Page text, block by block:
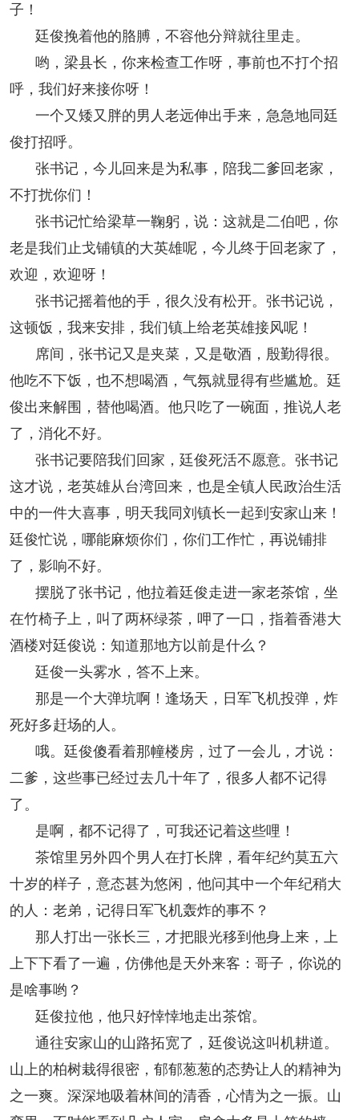
子！
廷俊挽着他的胳膊，不容他分辩就往里走。
哟，梁县长，你来检查工作呀，事前也不打个招
呼，我们好来接你呀！
一个又矮又胖的男人老远伸出手来，急急地同廷
俊打招呼。
张书记，今儿回来是为私事，陪我二爹回老家，
不打扰你们！
张书记忙给梁草一鞠躬，说：这就是二伯吧，你
老是我们止戈铺镇的大英雄呢，今儿终于回老家了，
欢迎，欢迎呀！
张书记摇着他的手，很久没有松开。张书记说，
这顿饭，我来安排，我们镇上给老英雄接风呢！
席间，张书记又是夹菜，又是敬酒，殷勤得很。
他吃不下饭，也不想喝酒，气氛就显得有些尴尬。廷
俊出来解围，替他喝酒。他只吃了一碗面，推说人老
了，消化不好。
张书记要陪我们回家，廷俊死活不愿意。张书记
这才说，老英雄从台湾回来，也是全镇人民政治生活
中的一件大喜事，明天我同刘镇长一起到安家山来！
廷俊忙说，哪能麻烦你们，你们工作忙，再说铺排
了，影响不好。
摆脱了张书记，他拉着廷俊走进一家老茶馆，坐
在竹椅子上，叫了两杯绿茶，呷了一口，指着香港大
酒楼对廷俊说：知道那地方以前是什么？
廷俊一头雾水，答不上来。
那是一个大弹坑啊！逢场天，日军飞机投弹，炸
死好多赶场的人。
哦。廷俊傻看着那幢楼房，过了一会儿，才说：
二爹，这些事已经过去几十年了，很多人都不记得
了。
是啊，都不记得了，可我还记着这些哩！
茶馆里另外四个男人在打长牌，看年纪约莫五六
十岁的样子，意态甚为悠闲，他问其中一个年纪稍大
的人：老弟，记得日军飞机轰炸的事不？
那人打出一张长三，才把眼光移到他身上来，上
上下下看了一遍，仿佛他是天外来客：哥子，你说的
是啥事哟？
廷俊拉他，他只好悻悻地走出茶馆。
通往安家山的山路拓宽了，廷俊说这叫机耕道。
山上的柏树栽得很密，郁郁葱葱的态势让人的精神为
之一爽。深深地吸着林间的清香，心情为之一振。山